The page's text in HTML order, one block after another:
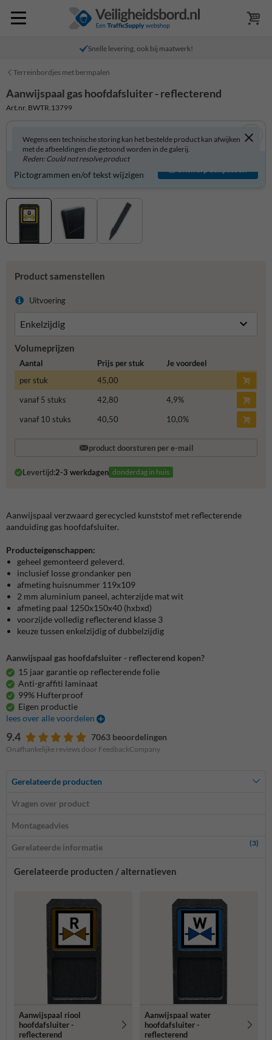
Snelle levering, ook bij maatwerk!
Terreinbordjes met bermpalen
Aanwijspaal gas hoofdafsluiter - reflecterend
Art.nr. BWTR.13799
Wegens een technische storing kan het bestelde product kan afwijken
met de afbeeldingen die getoond worden in de galerij.
Reden: Could not resolve product
Product zelf aanpassen?
Pictogrammen en/of tekst wijzigen
Ontwerp aanpassen
Product samenstellen
Uitvoering
Volumeprijzen
Aantal Prijs per stuk
Je voordeel
per stuk
45,00
vanaf 5 stuks
42,80 4,9%
vanaf 10 stuks
40,50 10,0%
product doorsturen per e-mail
Levertijd:2-3 werkdagen donderdag in huis
Aanwijspaal verzwaard gerecycled kunststof met reflecterende
aanduiding gas hoofdafsluiter.
Producteigenschappen:
geheel gemonteerd geleverd.
inclusief losse grondanker pen
afmeting huisnummer 119x109
2 mm aluminium paneel, achterzijde mat wit
afmeting paal 1250x150x40 (hxbxd)
voorzijde volledig reflecterend klasse 3
keuze tussen enkelzijdig of dubbelzijdig
Aanwijspaal gas hoofdafsluiter - reflecterend kopen?
15 jaar garantie op reflecterende folie
Anti-graffiti laminaat
99% Hufterproof
Eigen productie
lees over alle voordelen
9.4 7063 beoordelingen
Onafhankelijke reviews door FeedbackCompany
Gerelateerde producten
Vragen over product
Montageadvies
Gerelateerde informatie (3)
Gerelateerde producten / alternatieven
Aanwijspaal riool
hoofdafsluiter -
reflecterend
Aanwijspaal water
hoofdafsluiter -
reflecterend